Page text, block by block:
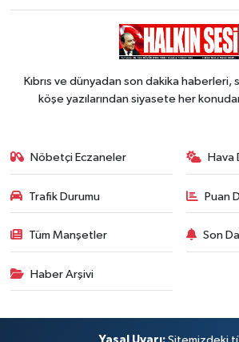
Kıbrıs ve dünyadan son dakika
köşe yazılarından siyasete her
Nöbetçi Eczaneler Hava
Trafik Durumu Puan
Tüm Manşetler Son
Haber Arşivi